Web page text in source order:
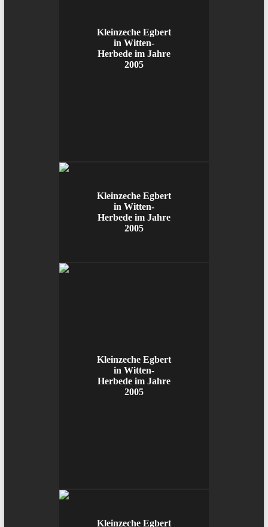
Kleinzeche Egbert
in Witten-
Herbede im Jahre
2005
Kleinzeche Egbert
in Witten-
Herbede im Jahre
2005
Kleinzeche Egbert
in Witten-
Herbede im Jahre
2005
Kleinzeche Egbert